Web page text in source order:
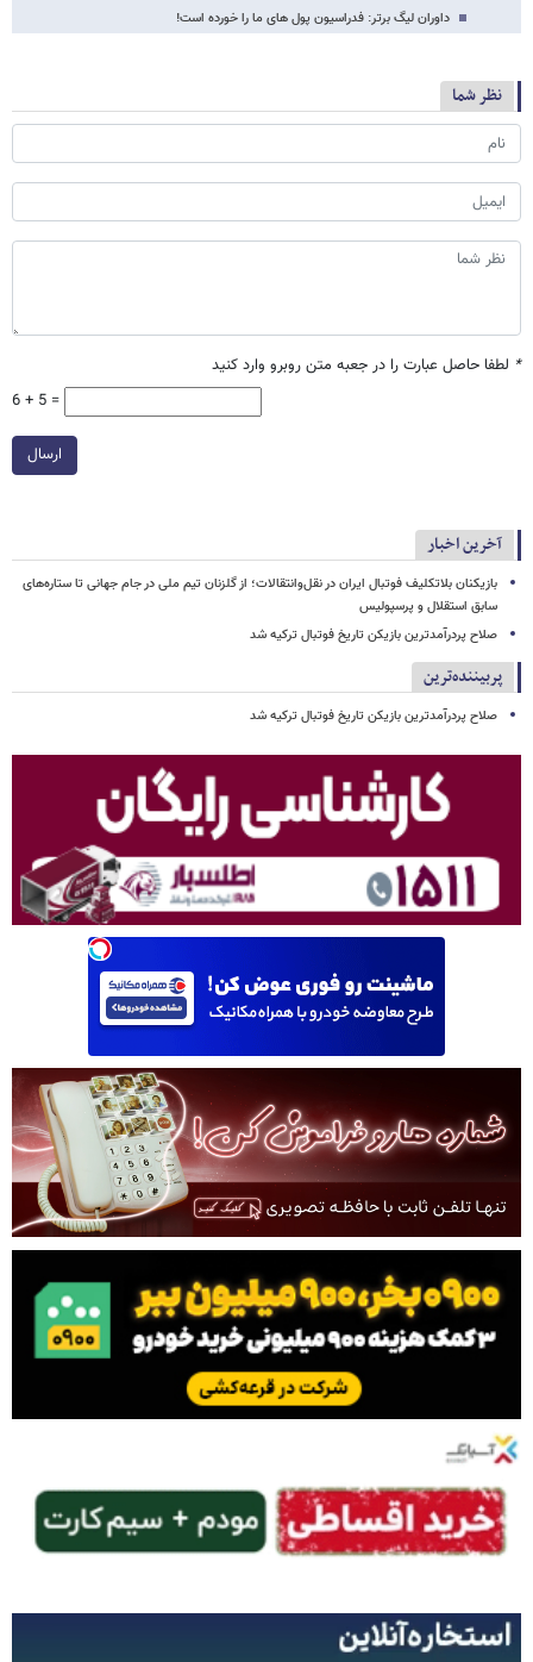
داوران لیگ برتر: فدراسیون پول های ما را خورده است!
نظر شما
* لطفا حاصل عبارت را در جعبه متن روبرو وارد کنید
6 + 5 =
ارسال
آخرین اخبار
بازیکنان بلاتکلیف فوتبال ایران در نقل‌وانتقالات؛ از گلزنان تیم ملی در جام جهانی تا ستاره‌های
سابق استقلال و پرسپولیس
صلاح پردرآمدترین بازیکن تاریخ فوتبال ترکیه شد
پربیننده‌ترین
صلاح پردرآمدترین بازیکن تاریخ فوتبال ترکیه شد